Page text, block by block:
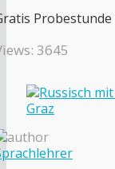
3645